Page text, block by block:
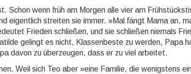
Schon wenn früh am Morgen alle vier am
eigentlich streiten sie immer. »Mal fängt Mama an,
Frie­den schlie­ßen, und sie schlie­ßen nie­mals
gelingt es nicht, Klas­sen­beste zu werden, Papa
davon zu über­zeu­gen, dass er zu viel arbeitet.
Weil sich Teo aber »eine Familie, die wenigs­tens